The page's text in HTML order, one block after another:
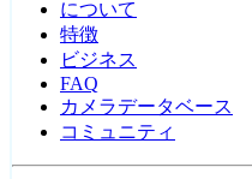
について
特徴
ビジネス
FAQ
カメラデータベース
コミュニティ